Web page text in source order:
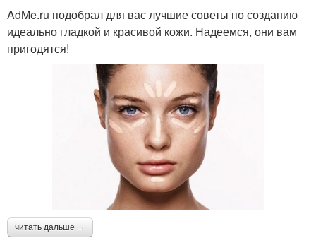
AdMe.ru подобрал для вас лучшие советы по созданию
идеально гладкой и красивой кожи. Надеемся, они вам
пригодятся!
читать дальше →